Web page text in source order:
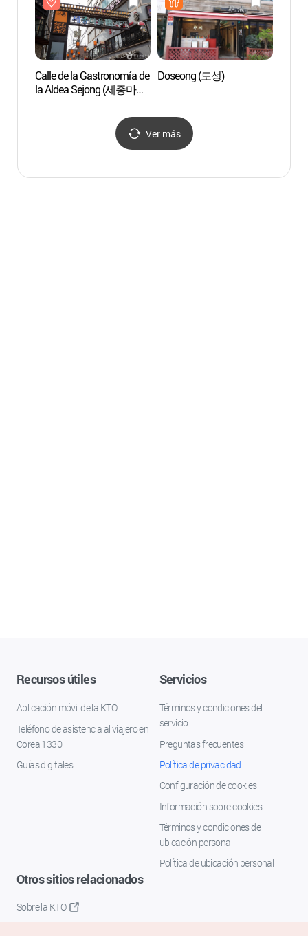
Calle de la Gastronomía de
la Aldea Sejong (세종마을
Doseong (도성)
Ver más
Recursos útiles
Aplicación móvil de la KTO
Teléfono de asistencia al viajero en
Corea 1330
Guías digitales
Servicios
Términos y condiciones del
servicio
Preguntas frecuentes
Política de privacidad
Configuración de cookies
Información sobre cookies
Términos y condiciones de
ubicación personal
Política de ubicación personal
Otros sitios relacionados
Sobre la KTO